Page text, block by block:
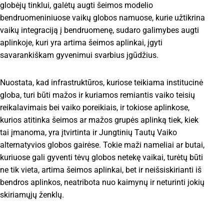
globėjų tinklui, galėtų augti šeimos modelio
bendruomeniniuose vaikų globos namuose, kurie užtikrina
vaikų integraciją į bendruomenę, sudaro galimybes augti
aplinkoje, kuri yra artima šeimos aplinkai, įgyti
savarankiškam gyvenimui svarbius įgūdžius.
Nuostata, kad infrastruktūros, kuriose teikiama institucinė
globa, turi būti mažos ir kuriamos remiantis vaiko teisių
reikalavimais bei vaiko poreikiais, ir tokiose aplinkose,
kurios atitinka šeimos ar mažos grupės aplinką tiek, kiek
tai įmanoma, yra įtvirtinta ir Jungtinių Tautų Vaiko
alternatyvios globos gairėse. Tokie maži nameliai ar butai,
kuriuose gali gyventi tėvų globos netekę vaikai, turėtų būti
ne tik vieta, artima šeimos aplinkai, bet ir neišsiskirianti iš
bendros aplinkos, neatribota nuo kaimynų ir neturinti jokių
skiriamųjų ženklų.